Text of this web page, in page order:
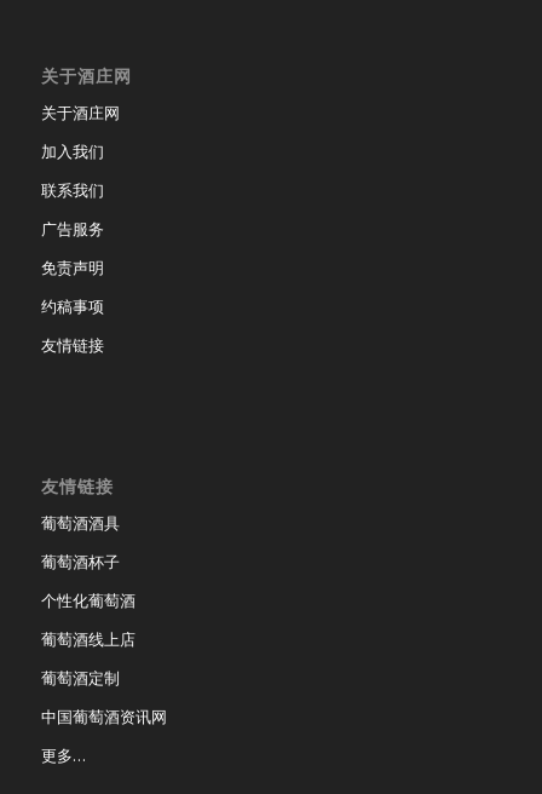
关于酒庄网
关于酒庄网
加入我们
联系我们
广告服务
免责声明
约稿事项
友情链接
友情链接
葡萄酒酒具
葡萄酒杯子
个性化葡萄酒
葡萄酒线上店
葡萄酒定制
中国葡萄酒资讯网
更多…